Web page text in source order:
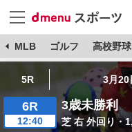
MLB ゴルフ 高校野球
5R 3月20
6R
12:40
3歳未勝利
芝 右 外回り・